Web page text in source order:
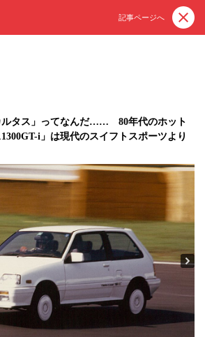
記事ページへ
ルタス」ってなんだ…… 80年代のホット
i」は現代のスイフトスポーツより